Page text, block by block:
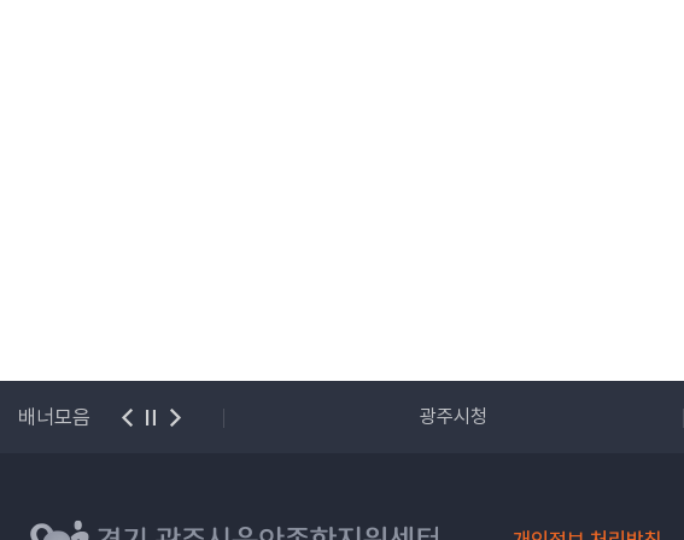
배너모음
청 한국영유아보육·교육진흥원